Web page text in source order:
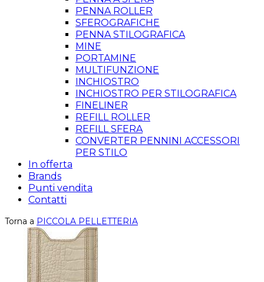
PENNA ROLLER
SFEROGRAFICHE
PENNA STILOGRAFICA
MINE
PORTAMINE
MULTIFUNZIONE
INCHIOSTRO
INCHIOSTRO PER STILOGRAFICA
FINELINER
REFILL ROLLER
REFILL SFERA
CONVERTER PENNINI ACCESSORI
PER STILO
In offerta
Brands
Punti vendita
Contatti
Torna a PICCOLA PELLETTERIA